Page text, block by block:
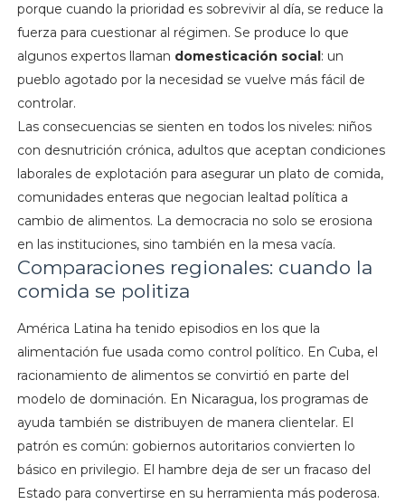
porque cuando la prioridad es sobrevivir al día, se reduce la
fuerza para cuestionar al régimen. Se produce lo que
algunos expertos llaman domesticación social : un
pueblo agotado por la necesidad se vuelve más fácil de
controlar.
Las consecuencias se sienten en todos los niveles: niños
con desnutrición crónica, adultos que aceptan condiciones
laborales de explotación para asegurar un plato de comida,
comunidades enteras que negocian lealtad política a
cambio de alimentos. La democracia no solo se erosiona
en las instituciones, sino también en la mesa vacía.
Comparaciones regionales: cuando la
comida se politiza
América Latina ha tenido episodios en los que la
alimentación fue usada como control político. En Cuba, el
racionamiento de alimentos se convirtió en parte del
modelo de dominación. En Nicaragua, los programas de
ayuda también se distribuyen de manera clientelar. El
patrón es común: gobiernos autoritarios convierten lo
básico en privilegio. El hambre deja de ser un fracaso del
Estado para convertirse en su herramienta más poderosa.